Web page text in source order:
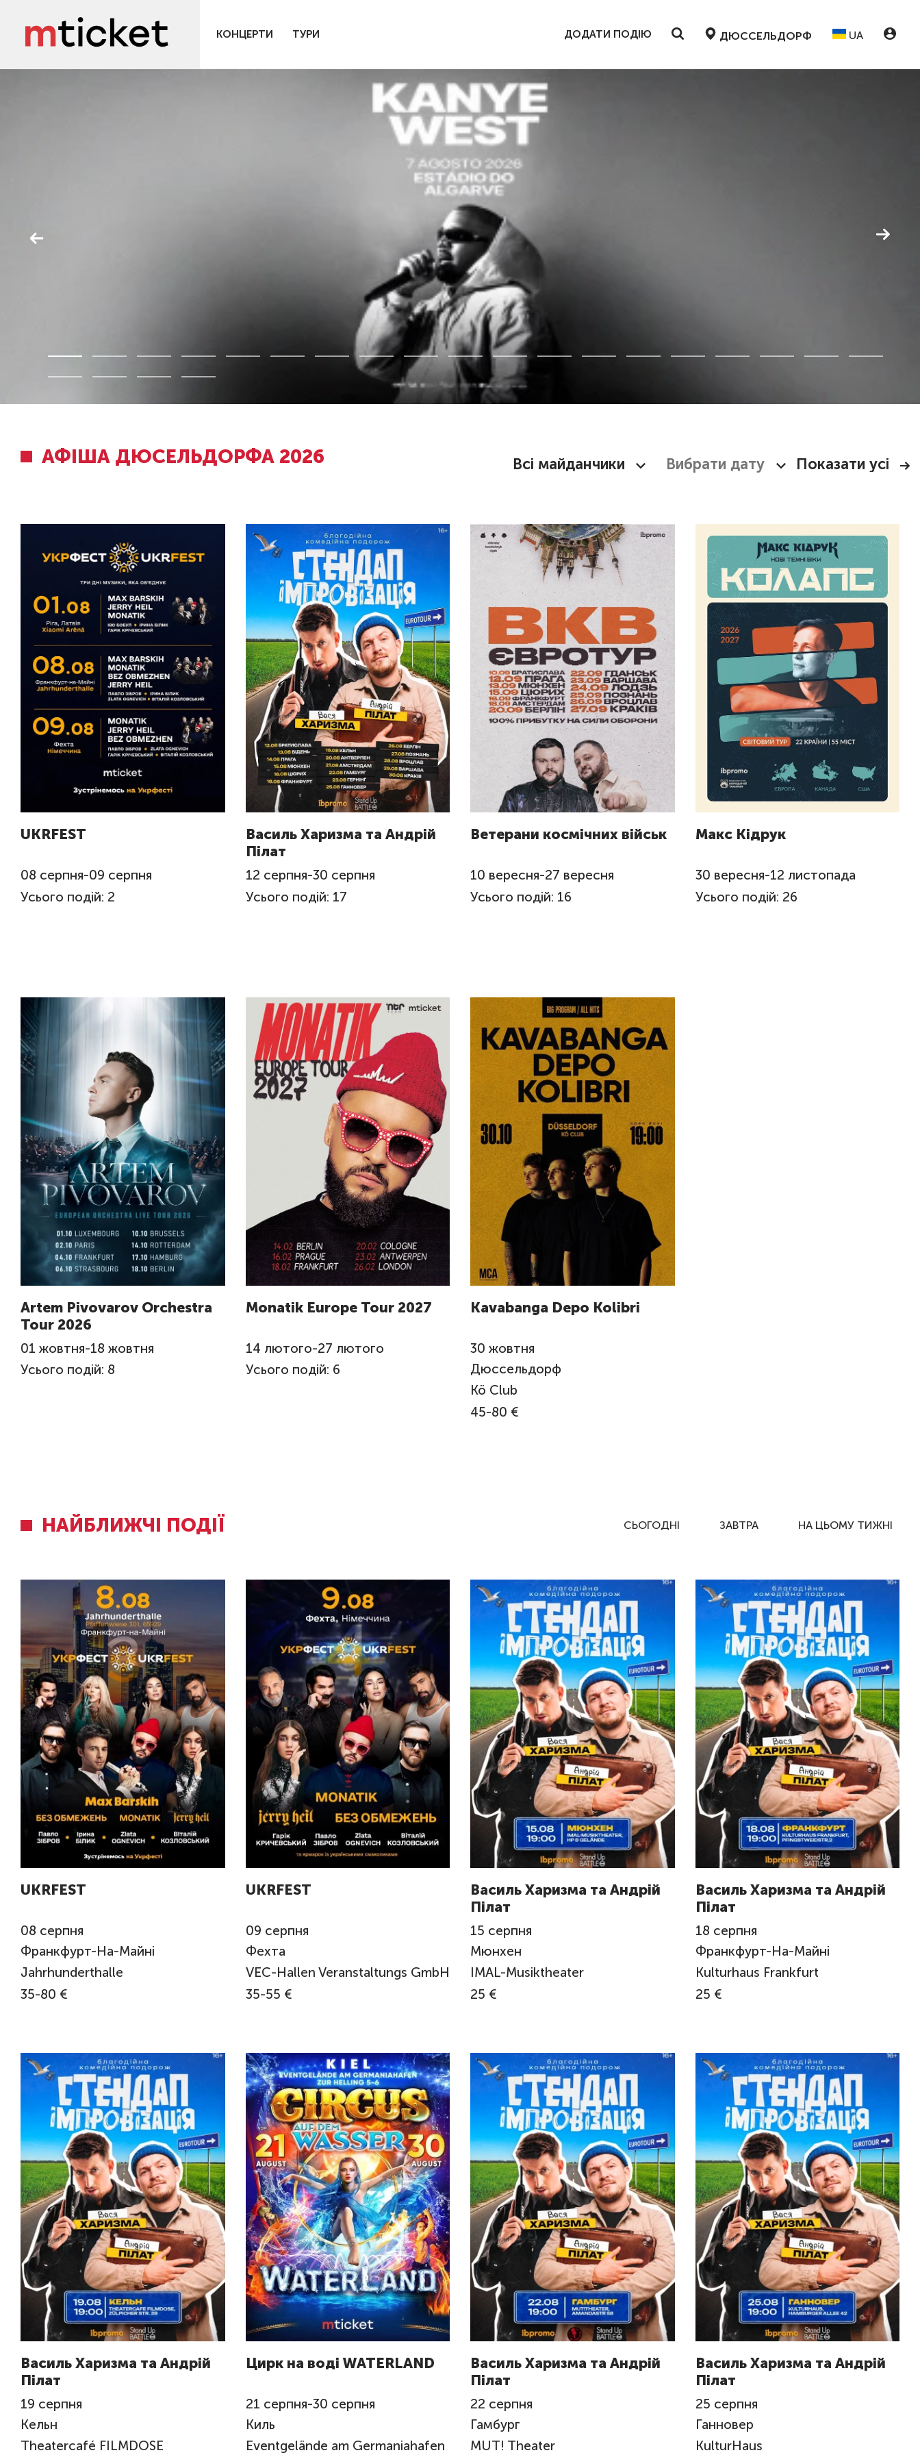
КОНЦЕРТИ ТУРИ ДОДАТИ ПОДІЮ ДЮССЕЛЬДОРФ UA
АФІША ДЮСЕЛЬДОРФА 2026 Всі майданчики Показати усі
UKRFEST
08 серпня-09 серпня
Усього подій: 2
Василь Харизма та Андрій
Пілат
12 серпня-30 серпня
Усього подій: 17
Ветерани космічних військ
10 вересня-27 вересня
Усього подій: 16
Макс Кідрук
30 вересня-12 листопада
Усього подій: 26
Artem Pivovarov Orchestra
Tour 2026
01 жовтня-18 жовтня
Усього подій: 8
Monatik Europe Tour 2027
14 лютого-27 лютого
Усього подій: 6
Kavabanga Depo Kolibri
30 жовтня
Дюссельдорф
Kö Club
45-80 €
НАЙБЛИЖЧІ ПОДІЇ СЬОГОДНІ ЗАВТРА НА ЦЬОМУ ТИЖНІ
UKRFEST
08 серпня
Франкфурт-На-Майні
Jahrhunderthalle
35-80 €
UKRFEST
09 серпня
Фехта
VEC-Hallen Veranstaltungs GmbH
35-55 €
Василь Харизма та Андрій
Пілат
15 серпня
Мюнхен
IMAL-Musiktheater
25 €
Василь Харизма та Андрій
Пілат
18 серпня
Франкфурт-На-Майні
Kulturhaus Frankfurt
25 €
Василь Харизма та Андрій
Пілат
19 серпня
Кельн
Theatercafé FILMDOSE
Цирк на воді WATERLAND
21 серпня-30 серпня
Киль
Eventgelände am Germaniahafen
Василь Харизма та Андрій
Пілат
22 серпня
Гамбург
MUT! Theater
Василь Харизма та Андрій
Пілат
25 серпня
Ганновер
KulturHaus